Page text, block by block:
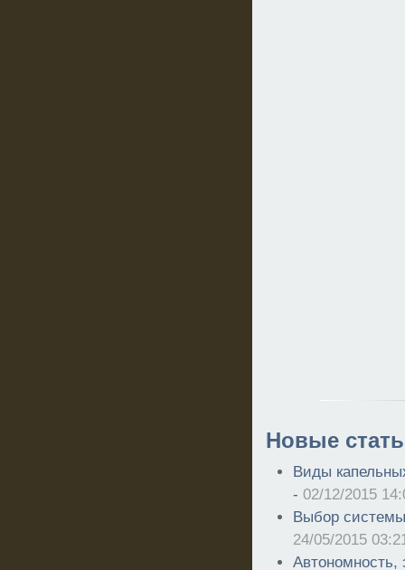
Новые
Виды
-02/12/2015
Выбор
24/05/2015
Автономность,